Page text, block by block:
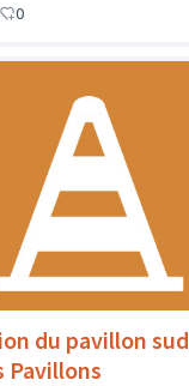
0
du pavillon sud
Pavillons